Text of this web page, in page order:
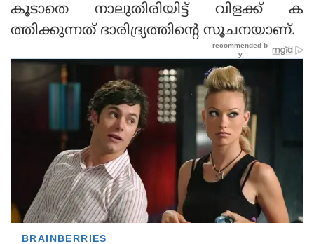
കൂടാതെ നാലുതിരിയിട്ട് വിളക്ക് ക
ത്തിക്കുന്നത് ദാരിദ്ര്യത്തിന്റെ സൂചനയാണ്.